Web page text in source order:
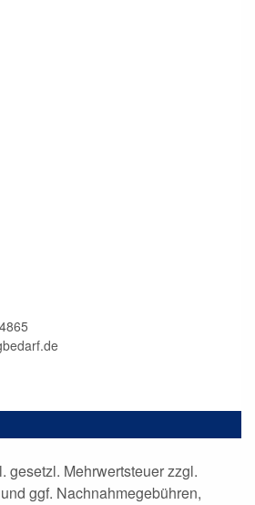
gesetzl. Mehrwertsteuer zzgl.
und ggf. Nachnahmegebühren,